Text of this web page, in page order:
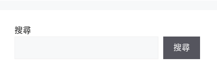
搜尋
搜尋